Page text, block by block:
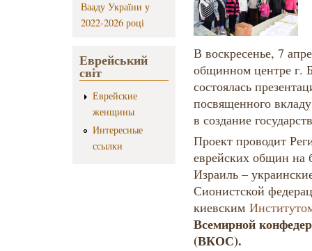
Вааду України у
2022-2026 році
Еврейський
світ
Еврейские
женщины
Интересные
ссылки
В воскресенье, 7
общинном центре г.
состоялась
посвященного
в создание
Проект проводит
еврейских общин на
Израиль –
Сионистской
киевским
Всемирной
(ВКОС).